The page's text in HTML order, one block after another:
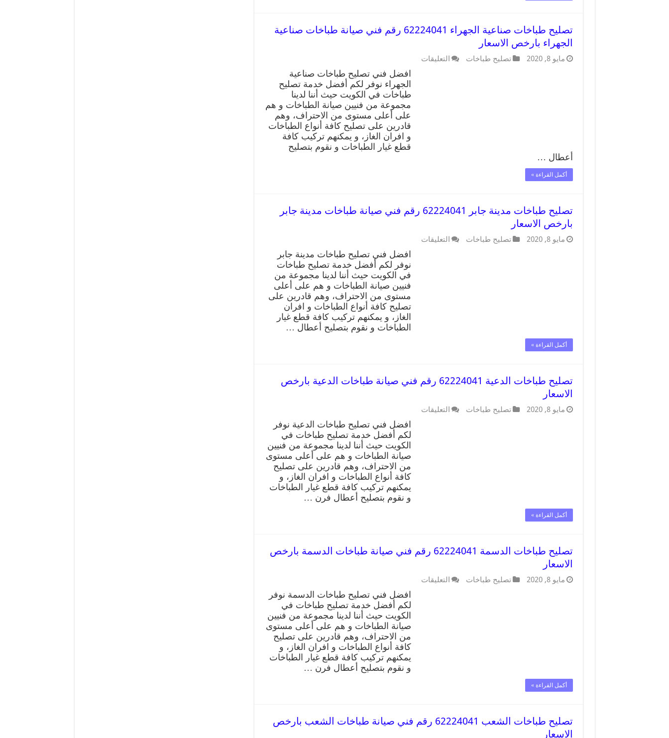
تصليح طباخات صناعية الجهراء 62224041 رقم فني صيانة طباخات صناعية
الجهراء بارخص الاسعار
مايو 8, 2020 تصليح طباخات التعليقات
افضل فني تصليح طباخات صناعية
الجهراء نوفر لكم أفضل خدمة تصليح
طباخات في الكويت حيث أننا لدينا
مجموعة من فنيين صيانة الطباخات و هم
على أعلى مستوى من الاحتراف، وهم
قادرين على تصليح كافة أنواع الطباخات
و افران الغاز، و يمكنهم تركيب كافة
قطع غيار الطباخات و نقوم بتصليح
أعطال …
أكمل القراءة »
تصليح طباخات مدينة جابر 62224041 رقم فني صيانة طباخات مدينة جابر
بارخص الاسعار
مايو 8, 2020 تصليح طباخات التعليقات
افضل فني تصليح طباخات مدينة جابر
نوفر لكم أفضل خدمة تصليح طباخات
في الكويت حيث أننا لدينا مجموعة من
فنيين صيانة الطباخات و هم على أعلى
مستوى من الاحتراف، وهم قادرين على
تصليح كافة أنواع الطباخات و افران
الغاز، و يمكنهم تركيب كافة قطع غيار
الطباخات و نقوم بتصليح أعطال …
أكمل القراءة »
تصليح طباخات الدعية 62224041 رقم فني صيانة طباخات الدعية بارخص
الاسعار
مايو 8, 2020 تصليح طباخات التعليقات
افضل فني تصليح طباخات الدعية نوفر
لكم أفضل خدمة تصليح طباخات في
الكويت حيث أننا لدينا مجموعة من فنيين
صيانة الطباخات و هم على أعلى مستوى
من الاحتراف، وهم قادرين على تصليح
كافة أنواع الطباخات و افران الغاز، و
يمكنهم تركيب كافة قطع غيار الطباخات
و نقوم بتصليح أعطال فرن …
أكمل القراءة »
تصليح طباخات الدسمة 62224041 رقم فني صيانة طباخات الدسمة بارخص
الاسعار
مايو 8, 2020 تصليح طباخات التعليقات
افضل فني تصليح طباخات الدسمة نوفر
لكم أفضل خدمة تصليح طباخات في
الكويت حيث أننا لدينا مجموعة من فنيين
صيانة الطباخات و هم على أعلى مستوى
من الاحتراف، وهم قادرين على تصليح
كافة أنواع الطباخات و افران الغاز، و
يمكنهم تركيب كافة قطع غيار الطباخات
و نقوم بتصليح أعطال فرن …
أكمل القراءة »
تصليح طباخات الشعب 62224041 رقم فني صيانة طباخات الشعب بارخص
الاسعار